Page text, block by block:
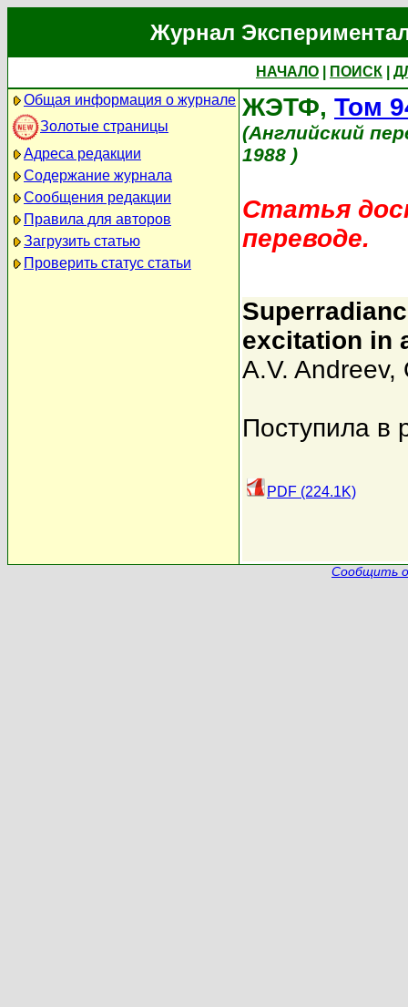
Журнал
НАЧАЛО ПОИСК
Общая информация о журнале
Золотые страницы
Адреса редакции
Содержание журнала
Сообщения редакции
Правила для авторов
Загрузить статью
Проверить статус статьи
ЖЭТФ, Том
(Английский
1988 )
Статья
переводе.
excitation in
A.V. Andreev,
Поступила в
PDF (224.1K)
Сообщить о